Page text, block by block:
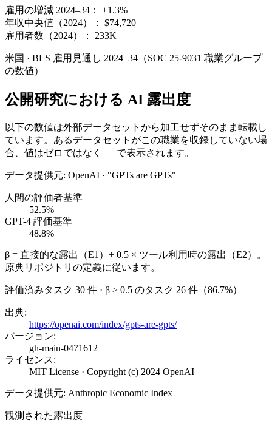
雇用の増減 2024–34：
+1.3%
年収中央値（2024）：
$74,720
雇用者数（2024）：
233K
米国 · BLS 雇用見通し 2024–34（SOC 25-9031 職業グループ
の数値）
公開研究における AI 露出度
以下の数値は外部データセットから加工せずそのまま転載し
ています。あるデータセットがこの職業を収録していない場
合、値はゼロではなく — で表示されます。
データ提供元: OpenAI · "GPTs are GPTs"
人間の評価者基準
52.5%
GPT-4 評価基準
48.8%
β = 直接的な露出（E1）+ 0.5 × ツール利用時の露出（E2）。
原典リポジトリの定義に従います。
評価済みタスク 30 件 · β ≥ 0.5 のタスク 26 件（86.7%）
出典:
https://openai.com/index/gpts-are-gpts/
バージョン:
gh-main-0471612
ライセンス:
MIT License · Copyright (c) 2024 OpenAI
データ提供元: Anthropic Economic Index
観測された露出度